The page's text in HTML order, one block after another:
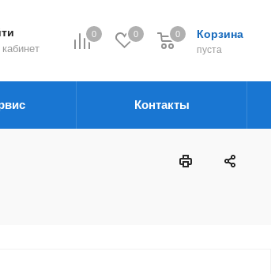
0 0 Корзина
пуста
0
Контакты